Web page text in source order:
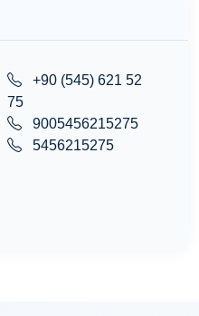
+90 (545) 621 52
75
9005456215275
5456215275